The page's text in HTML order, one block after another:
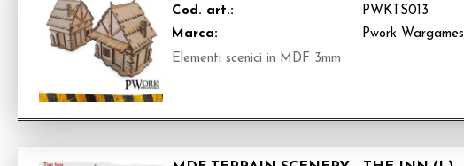
Cod. art.:
PWKTS013
Marca:
Pwork Wargames
Elementi scenici in MDF 3mm